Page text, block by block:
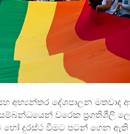
දේශපාලන මතවාද
වරෙක ප්‍රගතිශීලි
හෝ දුරස්ථ වීමට පටන් ගෙන